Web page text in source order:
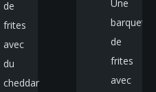
Une
barquette
de
frites
avec
de
frites
avec
du
cheddar